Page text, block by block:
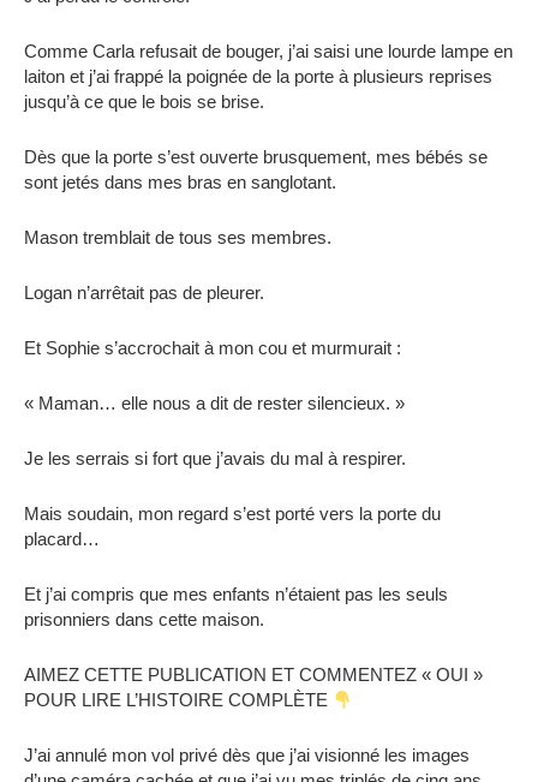
Comme Carla refusait de bouger, j’ai saisi une lourde lampe en
laiton et j’ai frappé la poignée de la porte à plusieurs reprises
jusqu’à ce que le bois se brise.
Dès que la porte s’est ouverte brusquement, mes bébés se
sont jetés dans mes bras en sanglotant.
Mason tremblait de tous ses membres.
Logan n’arrêtait pas de pleurer.
Et Sophie s’accrochait à mon cou et murmurait :
« Maman… elle nous a dit de rester silencieux. »
Je les serrais si fort que j’avais du mal à respirer.
Mais soudain, mon regard s’est porté vers la porte du
placard…
Et j’ai compris que mes enfants n’étaient pas les seuls
prisonniers dans cette maison.
AIMEZ CETTE PUBLICATION ET COMMENTEZ « OUI »
POUR LIRE L’HISTOIRE COMPLÈTE
J’ai annulé mon vol privé dès que j’ai visionné les images